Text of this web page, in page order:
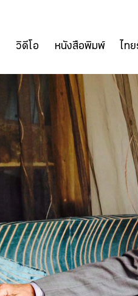
วิดีโอ หนังสือพิมพ์ ไท